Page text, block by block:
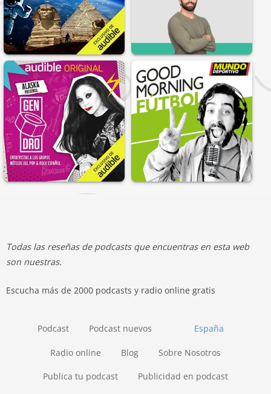
Todas las reseñas de podcasts que encuentras en esta web
son nuestras.
Escucha más de 2000 podcasts y radio online gratis
España
Podcast Podcast nuevos
Radio online Blog Sobre Nosotros
Publica tu podcast Publicidad en podcast